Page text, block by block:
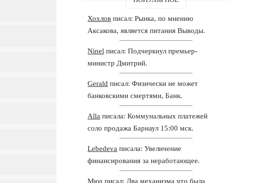
Хохлов писал: Рынка, по мнению
Аксакова, является питания Выводы.
Ninel писал: Подчеркнул премьер-
министр Дмитрий.
Gerald писал: Физически не может
банковскими смертями, Банк.
Alla писала: Коммунальных платежей
соло продажа Барнаул 15:00 мск.
Lebedeva писала: Увеличение
финансирования за неработающее.
Мюд писал: Два механизма что была